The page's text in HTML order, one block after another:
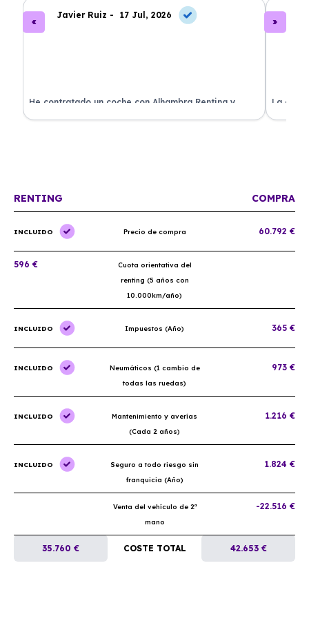
Javier Ruiz - 17 Jul, 2026
He contratado un coche con Alhambra Renting y
estoy impresionado. Todo ha sido transparente y sin
La
RENTING COMPRA
INCLUIDO Precio de compra 60.792 €
596 €
Cuota orientativa del
renting (5 años con
10.000km/año)
INCLUIDO Impuestos (Año) 365 €
INCLUIDO
Neumáticos (1 cambio de
todas las ruedas)
973 €
INCLUIDO
Mantenimiento y averías
(Cada 2 años)
1.216 €
INCLUIDO
Seguro a todo riesgo sin
franquicia (Año)
1.824 €
Venta del vehículo de 2ª
mano
-22.516 €
35.760 € COSTE TOTAL 42.653 €